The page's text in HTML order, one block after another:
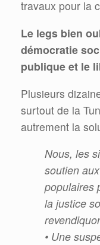
travaux pour la
Le legs bien
démocratie
publique et le
Plusieurs
surtout de la
autrement la
Nous, les
soutien
populaires
la justice
• Une